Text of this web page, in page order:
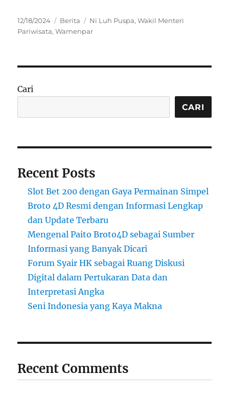
Posted
on
12/18/2024 Categories
Berita Tags
Ni Luh Puspa,Wakil Menteri
Pariwisata,Wamenpar
Cari
CARI
Recent Posts
Slot Bet 200 dengan Gaya Permainan Simpel
Broto 4D Resmi dengan Informasi Lengkap
dan Update Terbaru
Mengenal Paito Broto4D sebagai Sumber
Informasi yang Banyak Dicari
Forum Syair HK sebagai Ruang Diskusi
Digital dalam Pertukaran Data dan
Interpretasi Angka
Seni Indonesia yang Kaya Makna
Recent Comments